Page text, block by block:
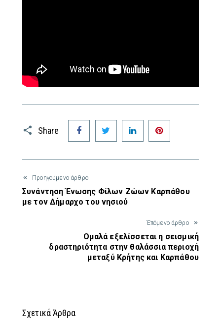
Share
Facebook Twitter LinkedIn
Προηγούμενο άρθρο
Συνάντηση Ένωσης Φίλων Ζώων Καρπάθου
με τον Δήμαρχο του νησιού
Έπόμενο άρθρο
Ομαλά εξελίσσεται η σεισμική
δραστηριότητα στην θαλάσσια περιοχή
μεταξύ Κρήτης και Καρπάθου
Σχετικά Άρθρα